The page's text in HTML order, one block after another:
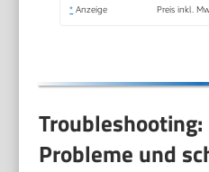
* Anzeige Preis inkl.
Probleme und